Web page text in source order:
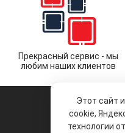
Прекрасный сервис - мы
любим наших клиентов
Этот сайт
cookie,
технологии